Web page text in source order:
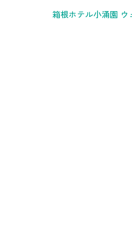
箱根ホテル小涌園